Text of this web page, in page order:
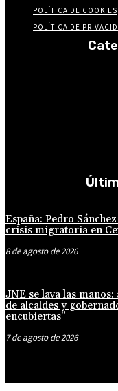
POLÍTICA DE COOKIES
POLÍTICA DE
España: Pedro
crisis migratoria en
8 de agosto de 2026
JNE se lava las
de alcaldes y
encubiertas”
7 de agosto de 2026